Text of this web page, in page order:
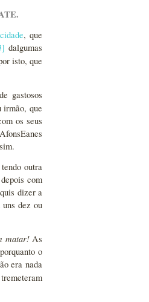
, que
] dalgumas
isto, que
gastosos
irmão, que
os seus
outra
com
dizer a
dez ou
matar!As
o
era nada